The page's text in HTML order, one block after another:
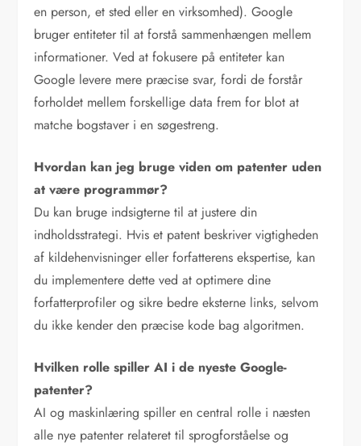
en person, et sted eller en virksomhed). Google
bruger entiteter til at forstå sammenhængen mellem
informationer. Ved at fokusere på entiteter kan
Google levere mere præcise svar, fordi de forstår
forholdet mellem forskellige data frem for blot at
matche bogstaver i en søgestreng.
Hvordan kan jeg bruge viden om patenter uden
at være programmør?
Du kan bruge indsigterne til at justere din
indholdsstrategi. Hvis et patent beskriver vigtigheden
af kildehenvisninger eller forfatterens ekspertise, kan
du implementere dette ved at optimere dine
forfatterprofiler og sikre bedre eksterne links, selvom
du ikke kender den præcise kode bag algoritmen.
Hvilken rolle spiller AI i de nyeste Google-
patenter?
AI og maskinlæring spiller en central rolle i næsten
alle nye patenter relateret til sprogforståelse og